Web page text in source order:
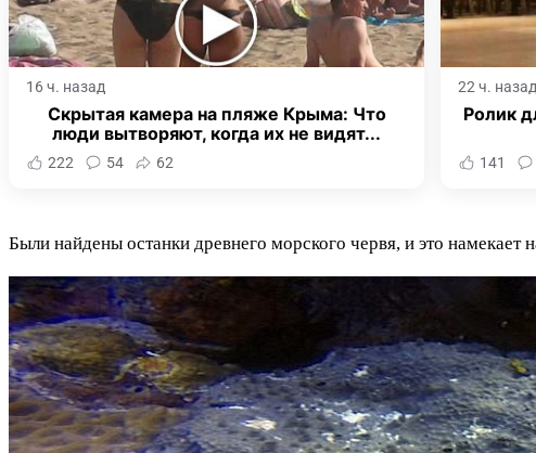
16 ч. назад
Скрытая камера на пляже Крыма: Что
люди вытворяют, когда их не видят...
222 54 62
22 ч. назад
Ролик
141
Были найдены останки древнего морского червя, и это